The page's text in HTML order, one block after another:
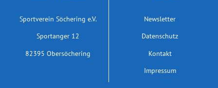
Sportverein Söchering e.V.
Sportanger 12
82395 Obersöchering
Newsletter
Datenschutz
Kontakt
Impressum